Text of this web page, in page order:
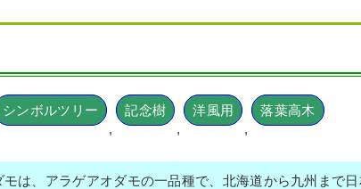
シンボルツリー
,
記念樹
,
洋風用
,
落葉高木
は、アラゲアオダモの一品種で、北海道から九州まで